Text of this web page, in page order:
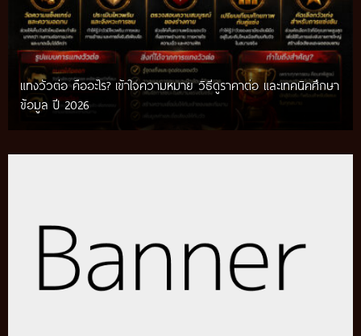
แทงวัวต่อ คืออะไร? เข้าใจความหมาย วิธีดูราคาต่อ และเทคนิคศึกษา
ข้อมูล ปี 2026
เทคนิคแทงวัวชน รวมวิธีศึกษาข้อมูลก่อนติดตามการแข่งขัน พร้อม
แนวทางสำหรับผู้เริ่มต้น ปี 2026